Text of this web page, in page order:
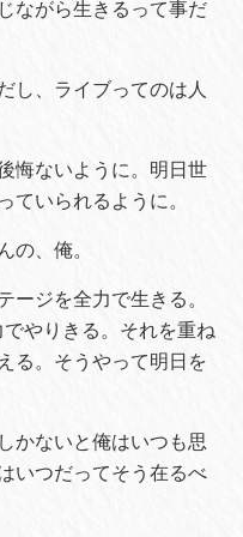
ながら生きるって事だ
し、ライブってのは人
悔ないように。明日世
ていられるように。
の、俺。
ージを全力で生きる。
やりきる。それを重ね
る。そうやって明日を
かないと俺はいつも思
いつだってそう在るべ